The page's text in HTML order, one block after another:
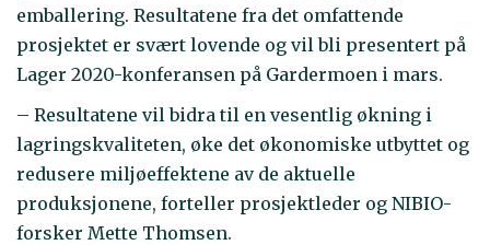
emballering. Resultatene fra det omfattende
prosjektet er svært lovende og vil bli presentert på
Lager 2020-konferansen på Gardermoen i mars.
– Resultatene vil bidra til en vesentlig økning i
lagringskvaliteten, øke det økonomiske utbyttet og
redusere miljøeffektene av de aktuelle
produksjonene, forteller prosjektleder og NIBIO-
forsker Mette Thomsen.